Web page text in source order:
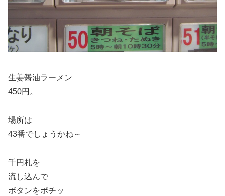
生姜醤油ラーメン
450円。
場所は
43番でしょうかね～
千円札を
流し込んで
ボタンをポチッ